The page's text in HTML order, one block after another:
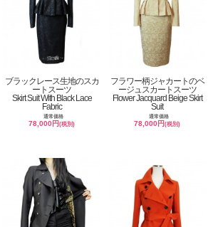
ブラックレース生地のスカ
ートスーツ
Skirt Suit With Black Lace
Fabric
通常価格
78,000円(税別)
フラワー柄ジャカートのベ
ージュスカートスーツ
Flower Jacquard Beige Skirt
Suit
通常価格
78,000円(税別)